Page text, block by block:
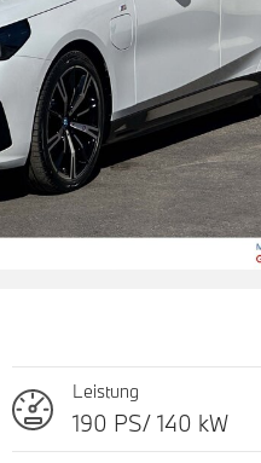
Leistung
190 PS/ 140 kW